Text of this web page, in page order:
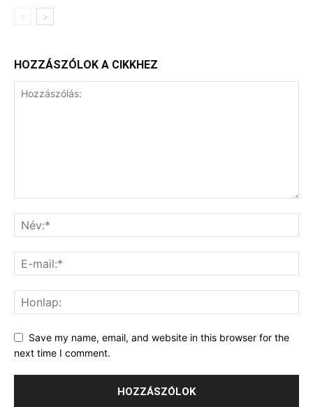
HOZZÁSZÓLOK A CIKKHEZ
Save my name, email, and website in this browser for the
next time I comment.